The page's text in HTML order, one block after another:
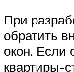
При
обратить
окон. Если
квартиры-